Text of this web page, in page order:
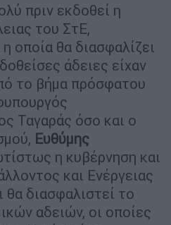
πριν εκδοθεί η
του ΣτΕ,
οποία θα διασφαλίζει
άδειες είχαν
το βήμα πρόσφατου
Ταγαράς όσο και ο
Ευθύμης
η κυβέρνηση και
και Ενέργειας
διασφαλιστεί το
αδειών, οι οποίες